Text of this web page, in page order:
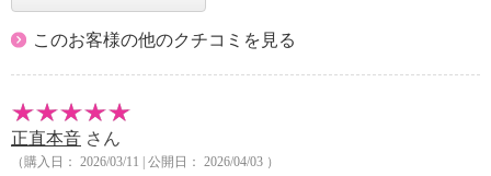
このお客様の他のクチコミを見る
正直本音 さん
（購入日： 2026/03/11 | 公開日： 2026/04/03 ）